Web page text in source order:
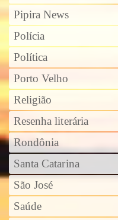
Pipira News
Polícia
Política
Porto Velho
Religião
Resenha literária
Rondônia
Santa Catarina
São José
Saúde